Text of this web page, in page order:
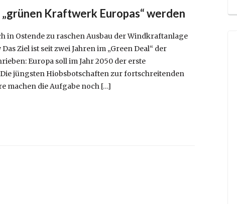
Kraftwerk Europas“ werden
in Ostende zu raschen Ausbau der Windkraftanlage
Ziel ist seit zwei Jahren im „Green Deal“ der
Europa soll im Jahr 2050 der erste
jüngsten Hiobsbotschaften zur fortschreitenden
machen die Aufgabe noch […]